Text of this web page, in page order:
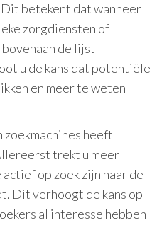
betekent dat wanneer
zorgdiensten of
de lijst
u de kans dat potentiële
en meer te weten
heeft
trekt u meer
op zoek zijn naar de
Dit verhoogt de kans op
al interesse hebben